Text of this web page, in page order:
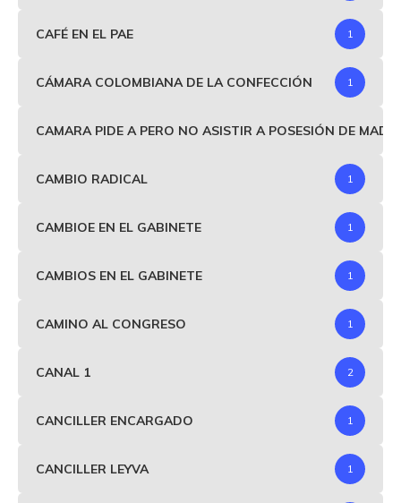
CAFÉ EN EL PAE 1
CÁMARA COLOMBIANA DE LA CONFECCIÓN 1
CAMARA PIDE A PERO NO ASISTIR A POSESIÓN DE
CAMBIO RADICAL 1
CAMBIOE EN EL GABINETE 1
CAMBIOS EN EL GABINETE 1
CAMINO AL CONGRESO 1
CANAL 1 2
CANCILLER ENCARGADO 1
CANCILLER LEYVA 1